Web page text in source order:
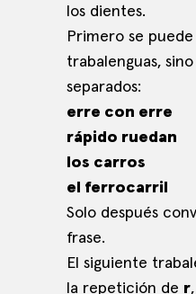
los dientes.
Primero se
trabalenguas,
separados:
erre con erre
rápido ruedan
los carros
el ferrocarril
Solo después
frase.
El siguiente
la repetición de r,